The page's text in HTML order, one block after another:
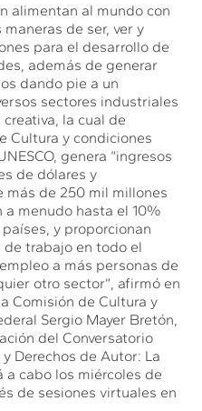
alimentan al mundo con
de ser, ver y
para el desarrollo de
además de generar
dando pie a un
sectores industriales
la cual de
Cultura y condiciones
genera “ingresos
de dólares y
más de 250 mil millones
menudo hasta el 10%
y proporcionan
trabajo en todo el
a más personas de
otro sector”, afirmó en
Comisión de Cultura y
Sergio Mayer Bretón,
del Conversatorio
Derechos de Autor: La
a cabo los miércoles de
de sesiones virtuales en